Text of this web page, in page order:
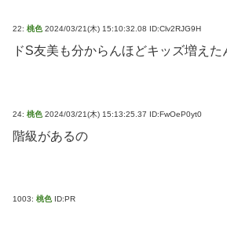
22: 桃色 2024/03/21(木) 15:10:32.08 ID:Clv2RJG9H
ドS友美も分からんほどキッズ増えた
24: 桃色 2024/03/21(木) 15:13:25.37 ID:FwOeP0yt0
階級があるの
1003: 桃色 ID:PR